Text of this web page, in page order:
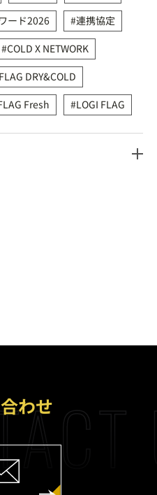
ード2026
連携協定
COLD X NETWORK
DRY&COLD
Fresh LOGI FLAG
わせ